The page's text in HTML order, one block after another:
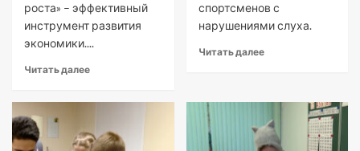
роста» – эффективный
инструмент развития
экономики....
Читать далее
спортсменов с
нарушениями слуха.
Читать далее